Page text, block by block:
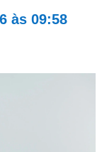
às 09:58